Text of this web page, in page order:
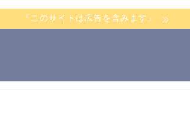
『このサイトは広告を含みます』